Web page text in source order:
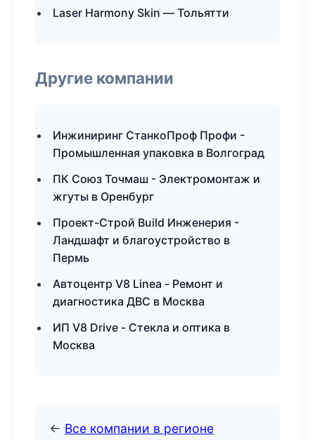
Laser Harmony Skin — Тольятти
Другие компании
Инжиниринг СтанкоПроф Профи -
Промышленная упаковка в Волгоград
ПК Союз Точмаш - Электромонтаж и
жгуты в Оренбург
Проект-Строй Build Инженерия -
Ландшафт и благоустройство в
Пермь
Автоцентр V8 Linea - Ремонт и
диагностика ДВС в Москва
ИП V8 Drive - Стекла и оптика в
Москва
← Все компании в регионе